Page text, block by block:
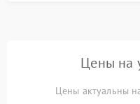
Цены на
Цены актуальны